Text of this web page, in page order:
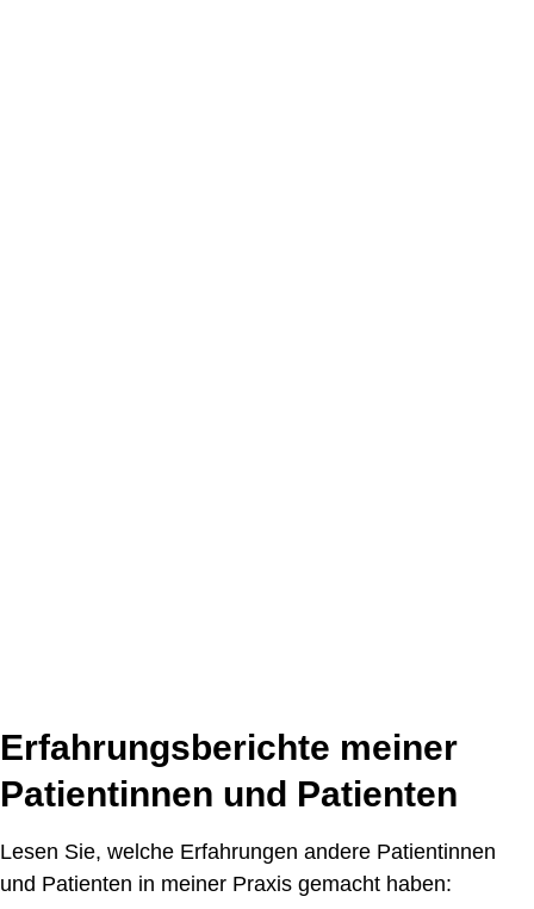
Erfahrungsberichte meiner
Patientinnen und Patienten
Lesen Sie, welche Erfahrungen andere Patientinnen
und Patienten in meiner Praxis gemacht haben: